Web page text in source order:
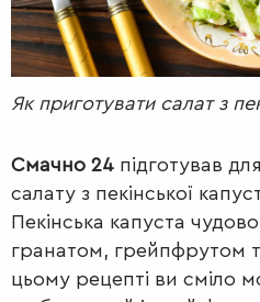
Як приготувати салат з
Смачно 24 підготував
салату з пекінської
Пекінська капуста чудово
гранатом, грейпфрутом
цьому рецепті ви сміло